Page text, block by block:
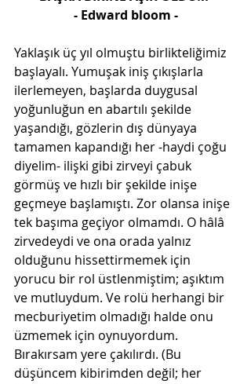
- Edward bloom -
Yaklaşık üç yıl olmuştu birlikteliğimiz
başlayalı. Yumuşak iniş çıkışlarla
ilerlemeyen, başlarda duygusal
yoğunluğun en abartılı şekilde
yaşandığı, gözlerin dış dünyaya
tamamen kapandığı her -haydi çoğu
diyelim- ilişki gibi zirveyi çabuk
görmüş ve hızlı bir şekilde inişe
geçmeye başlamıştı. Zor olansa inişe
tek başıma geçiyor olmamdı. O hâlâ
zirvedeydi ve ona orada yalnız
olduğunu hissettirmemek için
yorucu bir rol üstlenmiştim; aşıktım
ve mutluydum. Ve rolü herhangi bir
mecburiyetim olmadığı halde onu
üzmemek için oynuyordum.
Bırakırsam yere çakılırdı. (Bu
düşüncem kibirimden değil; her